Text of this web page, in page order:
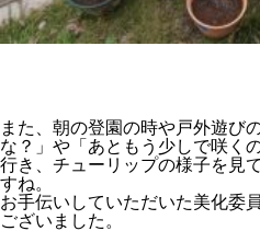
また、朝の登園の時や戸外遊び
な？」や「あともう少しで咲く
行き、チューリップの様子を見
すね。
お手伝いしていただいた美化委
ございました。